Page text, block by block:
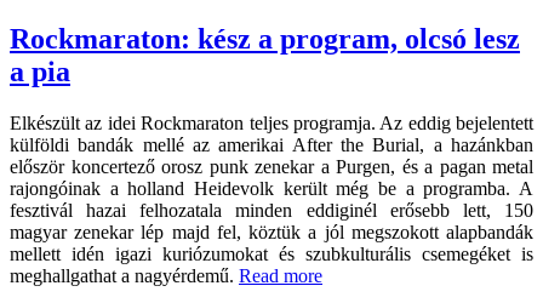
Rockmaraton: kész a program, olcsó lesz
a pia
Elkészült az idei Rockmaraton teljes programja. Az eddig bejelentett
külföldi bandák mellé az amerikai After the Burial, a hazánkban
először koncertező orosz punk zenekar a Purgen, és a pagan metal
rajongóinak a holland Heidevolk került még be a programba. A
fesztivál hazai felhozatala minden eddiginél erősebb lett, 150
magyar zenekar lép majd fel, köztük a jól megszokott alapbandák
mellett idén igazi kuriózumokat és szubkulturális csemegéket is
meghallgathat a nagyérdemű. Read more